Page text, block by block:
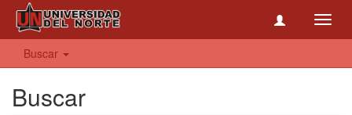
Buscar
Buscar